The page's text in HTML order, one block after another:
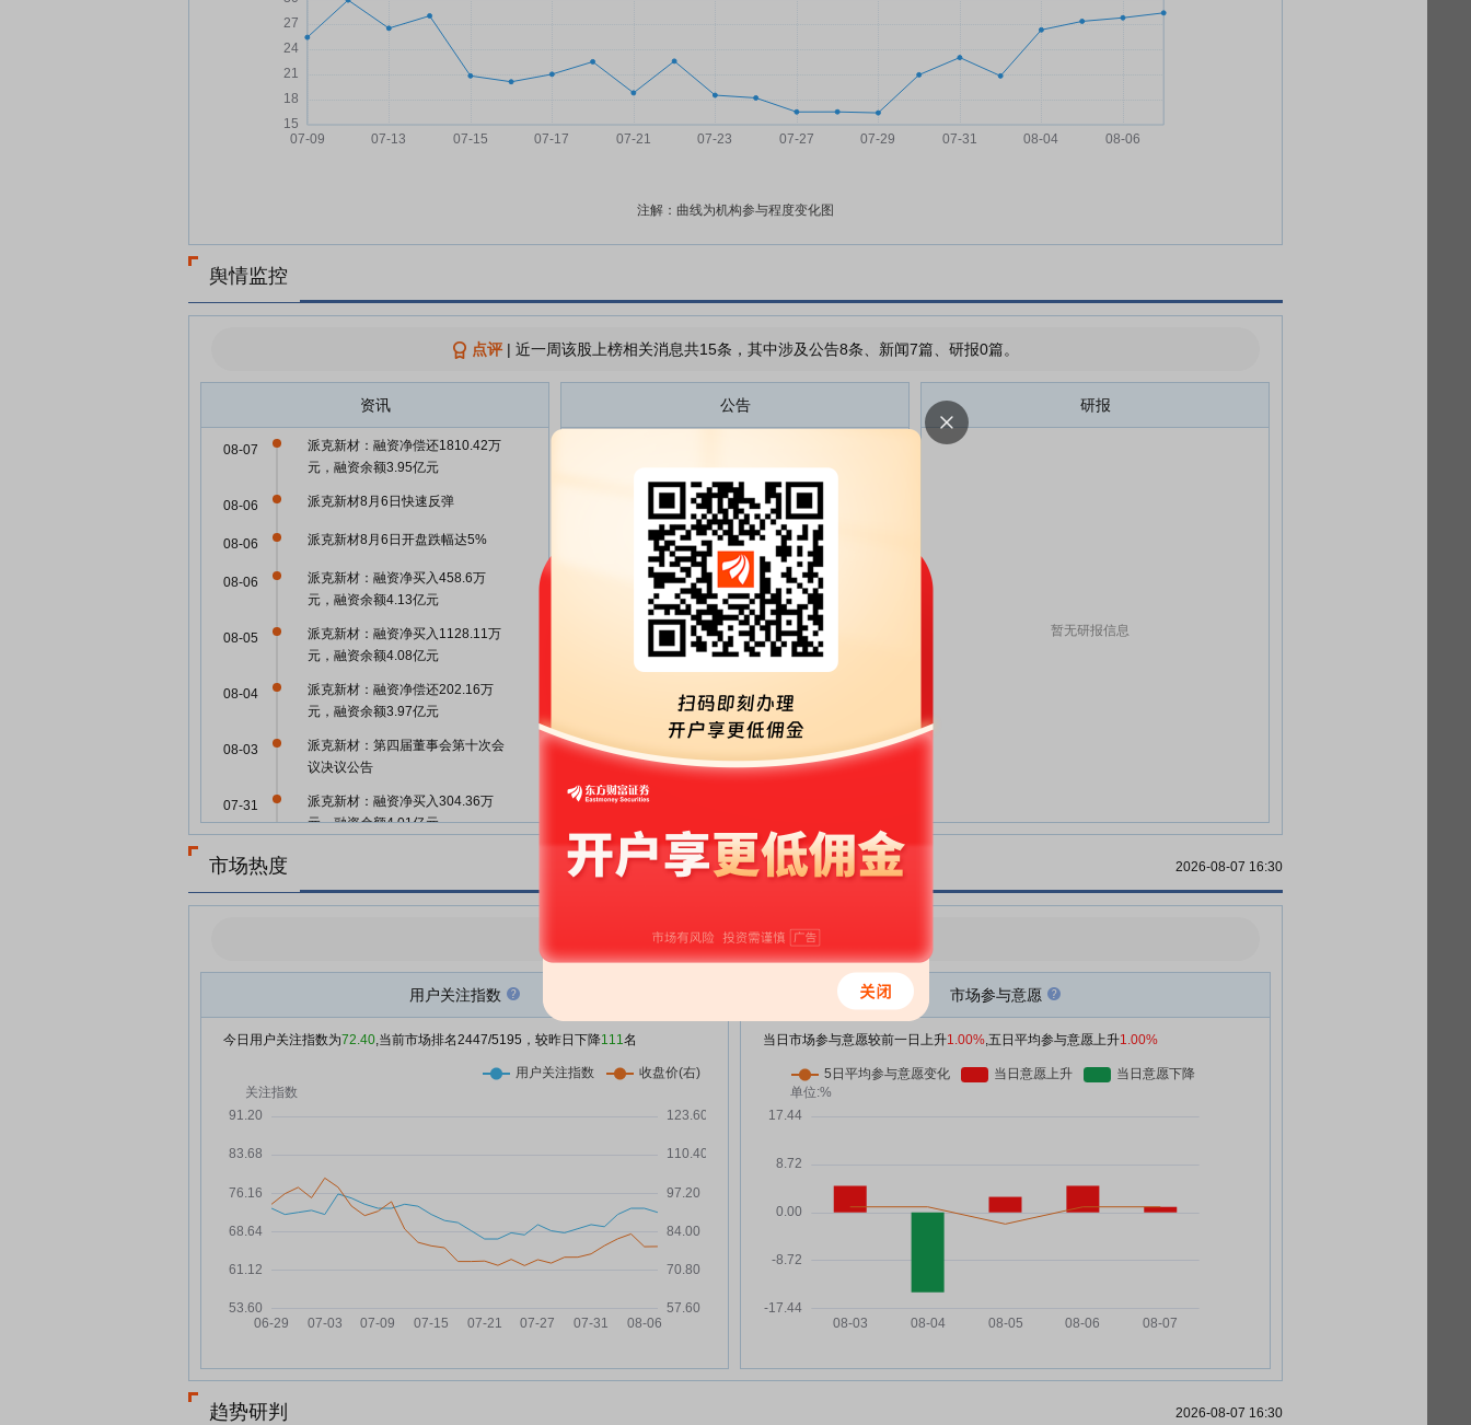
注解：曲线为机构参与程度变化图
舆情监控
点评| 近一周该股上榜相关消息共15条，其中涉及公告8条、新闻7篇、研报0篇。
资讯
派克新材：融资净偿还1810.42万
元，融资余额3.95亿元
08-07
派克新材8月6日快速反弹
08-06
派克新材8月6日开盘跌幅达5%
08-06
派克新材：融资净买入458.6万
元，融资余额4.13亿元
08-06
派克新材：融资净买入1128.11万
元，融资余额4.08亿元
08-05
派克新材：融资净偿还202.16万
元，融资余额3.97亿元
08-04
派克新材：第四届董事会第十次会
议决议公告
08-03
派克新材：融资净买入304.36万
元，融资余额4.01亿元
07-31
07-30
派克新材：向不特定对象发行可转
换公司债券申请获证监会同意注册
07-28
派克新材：向不特定对象发行可转
07-28
07-28
元，融资余额4.01亿元
07-25
派克新材：融资净偿还96.6万元，
融资余额4.08亿元
派克新材：融资净买入322.65万
07-23
派克新材：融资净偿还103.03万
07-22
派克新材：融资净偿还1350.49万
07-21
公告
发行可转换公司债券网上中签率及
优先配售结果公告
派克新材:派克新材向不特定对象
发行可转换公司债券发行提示性公
告
派克新材:派克新材向不特定对象
发行可转换公司债券发行公告
派克新材:派克新材向不特定对象
要
派克新材:派克新材向不特定对象
发行可转换公司债券信用评级报告
08-04
08-04
派克新材:派克新材向不特定对象
发行可转换公司债券募集说明书
08-04
派克新材:无锡派克新材料科技股
份有限公司关于向不特定对象发行
可转换公司债券申请获得中国证券
监督管理委员会同意注册批复的公
07-29
关于同意无锡派克新材料科技股份
有限公司向不特定对象发行可转换
公司债券注册的批复
07-20
派克新材:无锡派克新材料科技股
可转换公司债券申请获得上海证券
交易所上市审核委员会审核通过的
上海证券交易所上市审核委员会
2026年第35次审议会议结果公告
研报
暂无研报信息
市场热度 2026-08-07 16:30
今日用户关注度有所下降，参与意愿有所增强
市场参与意愿
当日市场参与意愿较前一日上升1.00%,五日平均参与意愿上升1.00%
用户关注指数
今日用户关注指数为72.40,当前市场排名2447/5195，较昨日下降111名
趋势研判 2026-08-07 16:30